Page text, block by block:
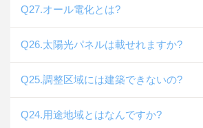
Q27.オール電化とは?
Q26.太陽光パネルは載せれますか?
Q25.調整区域には建築できないの?
Q24.用途地域とはなんですか?